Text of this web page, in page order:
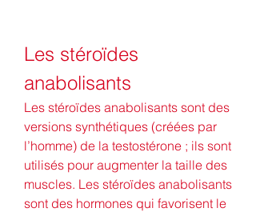
Les stéroïdes
anabolisants
Les stéroïdes anabolisants sont des
versions synthétiques (créées par
l’homme) de la testostérone ; ils sont
utilisés pour augmenter la taille des
muscles. Les stéroïdes anabolisants
sont des hormones qui favorisent le